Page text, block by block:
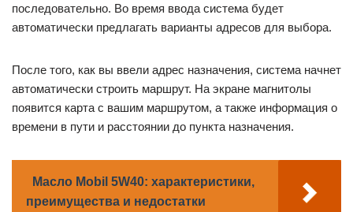
последовательно. Во время ввода система будет
автоматически предлагать варианты адресов для выбора.
После того, как вы ввели адрес назначения, система начнет
автоматически строить маршрут. На экране магнитолы
появится карта с вашим маршрутом, а также информация о
времени в пути и расстоянии до пункта назначения.
Масло Mobil 5W40: характеристики,
преимущества и недостатки